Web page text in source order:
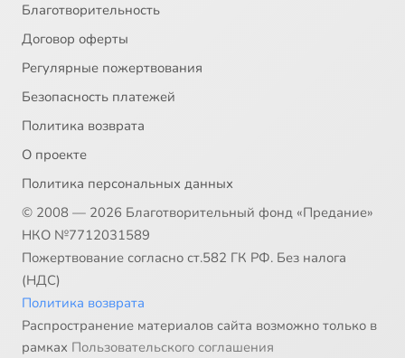
Благотворительность
Договор оферты
Регулярные пожертвования
Безопасность платежей
Политика возврата
О проекте
Политика персональных данных
© 2008 — 2026 Благотворительный фонд «Предание»
НКО №7712031589
Пожертвование согласно ст.582 ГК РФ. Без налога
(НДС)
Политика возврата
Распространение материалов сайта возможно только в
рамках Пользовательского соглашения